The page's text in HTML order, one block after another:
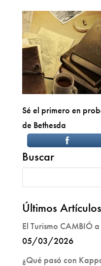
Sé el primero en
de Bethesda
Buscar
Últimos Artículos
El Turismo CAMBIÓ
05/03/2026
¿Qué pasó con